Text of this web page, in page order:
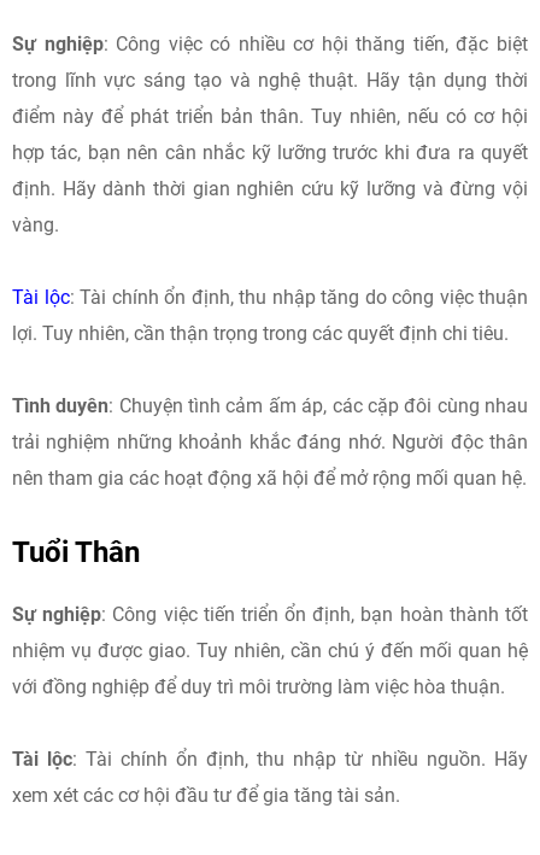
Sự nghiệp: Công việc có nhiều cơ hội thăng tiến, đặc biệt
trong lĩnh vực sáng tạo và nghệ thuật. Hãy tận dụng thời
điểm này để phát triển bản thân.​ Tuy nhiên, nếu có cơ hội
hợp tác, bạn nên cân nhắc kỹ lưỡng trước khi đưa ra quyết
định. Hãy dành thời gian nghiên cứu kỹ lưỡng và đừng vội
vàng.
Tài lộc: Tài chính ổn định, thu nhập tăng do công việc thuận
lợi. Tuy nhiên, cần thận trọng trong các quyết định chi tiêu.​
Tình duyên: Chuyện tình cảm ấm áp, các cặp đôi cùng nhau
trải nghiệm những khoảnh khắc đáng nhớ. Người độc thân
nên tham gia các hoạt động xã hội để mở rộng mối quan hệ.​
Tuổi Thân
Sự nghiệp: Công việc tiến triển ổn định, bạn hoàn thành tốt
nhiệm vụ được giao. Tuy nhiên, cần chú ý đến mối quan hệ
với đồng nghiệp để duy trì môi trường làm việc hòa thuận.​
Tài lộc: Tài chính ổn định, thu nhập từ nhiều nguồn. Hãy
xem xét các cơ hội đầu tư để gia tăng tài sản.​